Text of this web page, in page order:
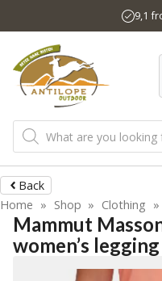
to
content
9,1
Products
search
Back
Home » Shop » Clothing »
Mammut
women’s legging